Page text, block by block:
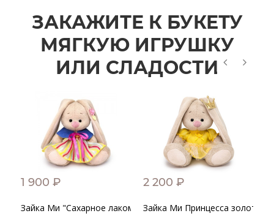
ЗАКАЖИТЕ К БУКЕТУ
МЯГКУЮ ИГРУШКУ
ИЛИ СЛАДОСТИ
1 900 ₽
Зайка Ми "Сахарное лакомство"
2 200 ₽
Зайка Ми Принцесса золотой